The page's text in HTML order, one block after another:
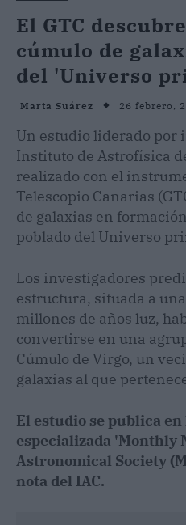
El GTC
cúmulo de
del 'Universo
Marta Suárez 26 febrero,
Un estudio liderado por
Instituto de Astrofísica
realizado con el
Telescopio Canarias
de galaxias en
poblado del Universo
Los investigadores
estructura, situada a
millones de años luz,
convertirse en una
Cúmulo de Virgo, un
galaxias al que
El estudio se publica
especializada 'Monthly
Astronomical Society
nota del IAC.